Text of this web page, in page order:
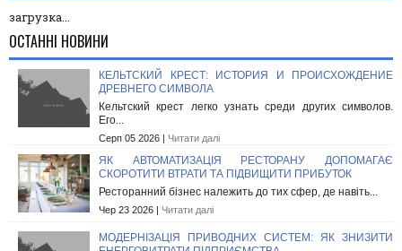
загрузка...
ОСТАННІ НОВИНИ
КЕЛЬТСКИЙ КРЕСТ: ИСТОРИЯ И ПРОИСХОЖДЕНИЕ
ДРЕВНЕГО СИМВОЛА
Кельтский крест легко узнать среди других символов.
Его...
Серп 05 2026 | Читати далі
ЯК АВТОМАТИЗАЦІЯ РЕСТОРАНУ ДОПОМАГАЄ
СКОРОТИТИ ВТРАТИ ТА ПІДВИЩИТИ ПРИБУТОК
Ресторанний бізнес належить до тих сфер, де навіть...
Чер 23 2026 | Читати далі
МОДЕРНІЗАЦІЯ ПРИВОДНИХ СИСТЕМ: ЯК ЗНИЗИТИ